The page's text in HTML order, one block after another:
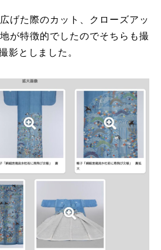
げた際のカット、クローズアッ
が特徴的でしたのでそちらも撮
影としました。